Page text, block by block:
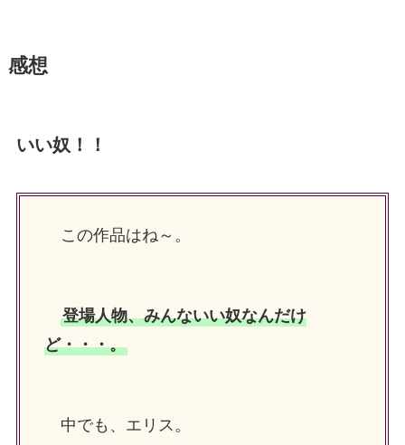
感想
いい奴！！
この作品はね～。
登場人物、みんないい奴なんだけ
ど・・・。
中でも、エリス。